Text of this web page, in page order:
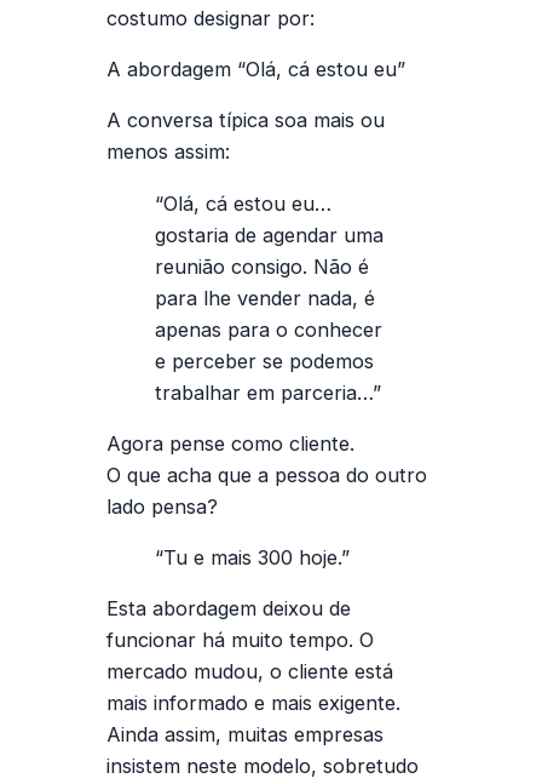
costumo designar por:
A abordagem “Olá, cá estou eu”
A conversa típica soa mais ou
menos assim:
“Olá, cá estou eu…
gostaria de agendar uma
reunião consigo. Não é
para lhe vender nada, é
apenas para o conhecer
e perceber se podemos
trabalhar em parceria…”
Agora pense como cliente.
O que acha que a pessoa do outro
lado pensa?
“Tu e mais 300 hoje.”
Esta abordagem deixou de
funcionar há muito tempo. O
mercado mudou, o cliente está
mais informado e mais exigente.
Ainda assim, muitas empresas
insistem neste modelo, sobretudo